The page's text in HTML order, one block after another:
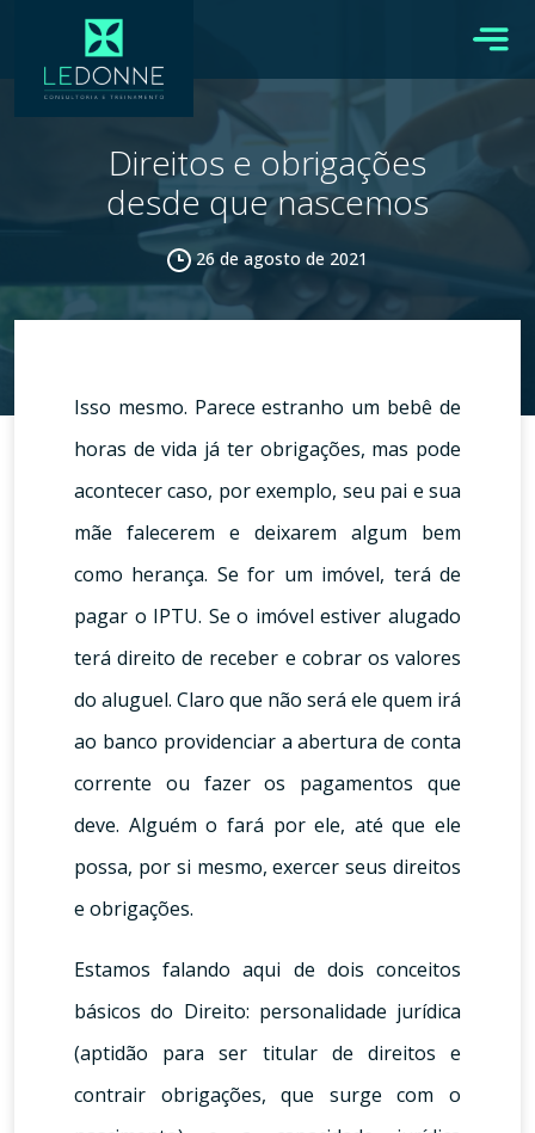
Direitos e obrigações
desde que nascemos
26 de agosto de 2021
Isso mesmo. Parece estranho um bebê de
horas de vida já ter obrigações, mas pode
acontecer caso, por exemplo, seu pai e sua
mãe falecerem e deixarem algum bem
como herança. Se for um imóvel, terá de
pagar o IPTU. Se o imóvel estiver alugado
terá direito de receber e cobrar os valores
do aluguel. Claro que não será ele quem irá
ao banco providenciar a abertura de conta
corrente ou fazer os pagamentos que
deve. Alguém o fará por ele, até que ele
possa, por si mesmo, exercer seus direitos
e obrigações.
Estamos falando aqui de dois conceitos
básicos do Direito: personalidade jurídica
(aptidão para ser titular de direitos e
contrair obrigações, que surge com o